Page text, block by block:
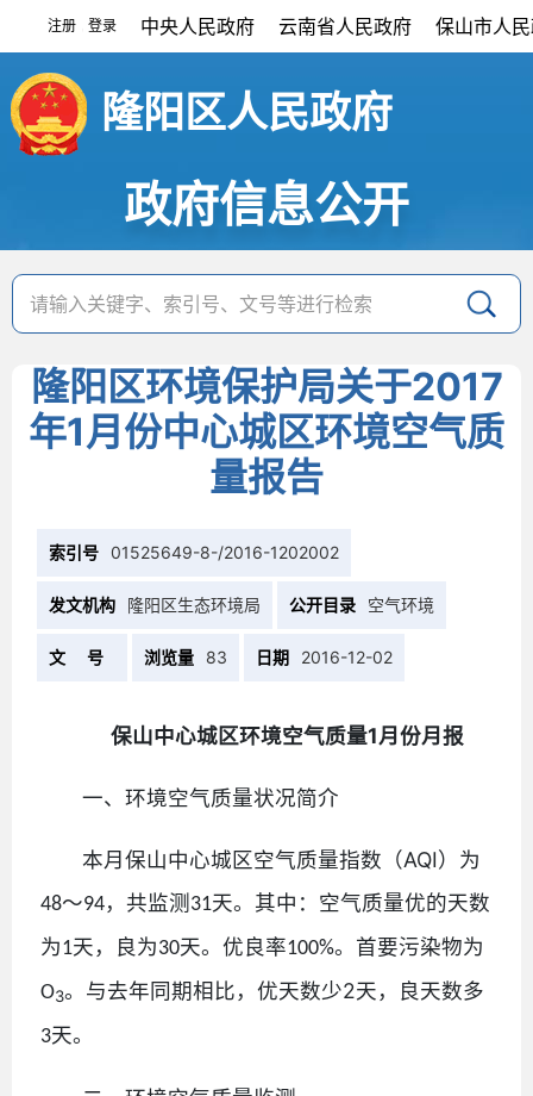
注册 登录 中央人民政府 云南省人民政府 保山市人
隆阳区人民政府
政府信息公开
隆阳区环境保护局关于2017
年1月份中心城区环境空气质
量报告
索引号 01525649-8-/2016-1202002
发文机构 隆阳区生态环境局 公开目录 空气环境
文 号 浏览量 83 日期 2016-12-02
保山中心城区环境空气质量1月份月报
一、环境空气质量状况简介
本月保山中心城区空气质量指数（AQI）为
48～94，共监测 31天。其中：空气质量优的天数
为1天，良为30天。优良率100%。首要污染物为
O3。与去年同期相比，优天数少2天，良天数多
3天。